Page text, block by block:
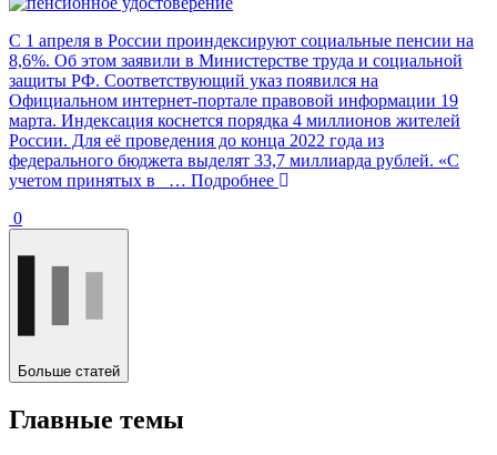
С 1 апреля в России проиндексируют социальные пенсии на
8,6%. Об этом заявили в Министерстве труда и социальной
защиты РФ. Соответствующий указ появился на
Официальном интернет-портале правовой информации 19
марта. Индексация коснется порядка 4 миллионов жителей
России. Для её проведения до конца 2022 года из
федерального бюджета выделят 33,7 миллиарда рублей. «С
учетом принятых в
… Подробнее
0
Больше статей
Главные темы